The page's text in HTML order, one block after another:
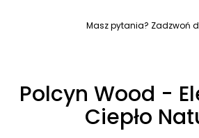
Masz pytania? Zadzwoń
Polcyn Wood -
Ciepło